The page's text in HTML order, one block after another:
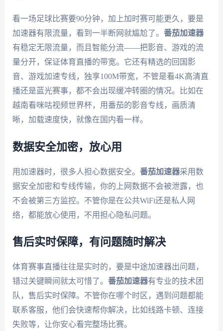
看一场足球比赛要90分钟，加上加时赛可能更久，要是
加速器有限流量，看到一半断网就尴尬了。 番茄加速器
有稳定无限流量，而且智能分流——把影音、游戏的流
量分开，保证体育直播的带宽。它还有精选的回国影
音、游戏加速专线，独享100M带宽，不管是看4K高清直
播还是蓝光赛事，都不会出现缓冲转圈的情况。比如在
越南看咪咕视频世界杯，用番茄的影音专线，画质清
晰，加载速度快，就像在国内看一样。
数据安全加密，放心用
用加速器时，很多人担心数据安全。 番茄加速器采用数
据安全加密和专线传输，你的上网数据不会被泄露，也
不会被第三方监控。不管你是在公共WiFi还是私人网
络，都能放心使用，不用担心隐私问题。
售后实时保障，有问题随时解决
体育赛事直播往往是实时的，要是中途加速器出问题，
错过关键瞬间就太可惜了。 番茄加速器有专业的技术团
队，售后实时保障。不管你在哪个时区，遇到问题都能
联系客服，他们会快速帮你解决，比如线路卡顿、连接
失败等，让你安心看完整场比赛。